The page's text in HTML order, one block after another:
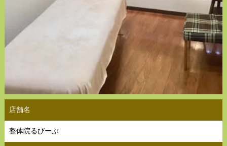
店舗名
整体院るびーぶ